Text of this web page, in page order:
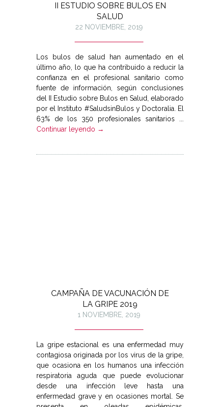
II ESTUDIO SOBRE BULOS EN
SALUD
22 NOVIEMBRE, 2019
Los bulos de salud han aumentado en el
último año, lo que ha contribuido a reducir la
confianza en el profesional sanitario como
fuente de información, según conclusiones
del II Estudio sobre Bulos en Salud, elaborado
por el Instituto #SaludsinBulos y Doctoralia. El
63% de los 350 profesionales sanitarios ...
Continuar leyendo →
CAMPAÑA DE VACUNACIÓN DE
LA GRIPE 2019
1 NOVIEMBRE, 2019
La gripe estacional es una enfermedad muy
contagiosa originada por los virus de la gripe,
que ocasiona en los humanos una infección
respiratoria aguda que puede evolucionar
desde una infección leve hasta una
enfermedad grave y en ocasiones mortal. Se